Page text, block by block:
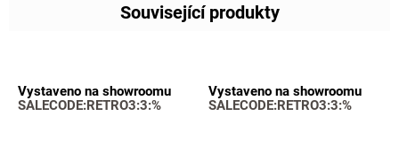
Související produkty
Vystaveno na showroomu
SALECODE:RETRO3:3:%
Vystaveno na showroomu
SALECODE:RETRO3:3:%